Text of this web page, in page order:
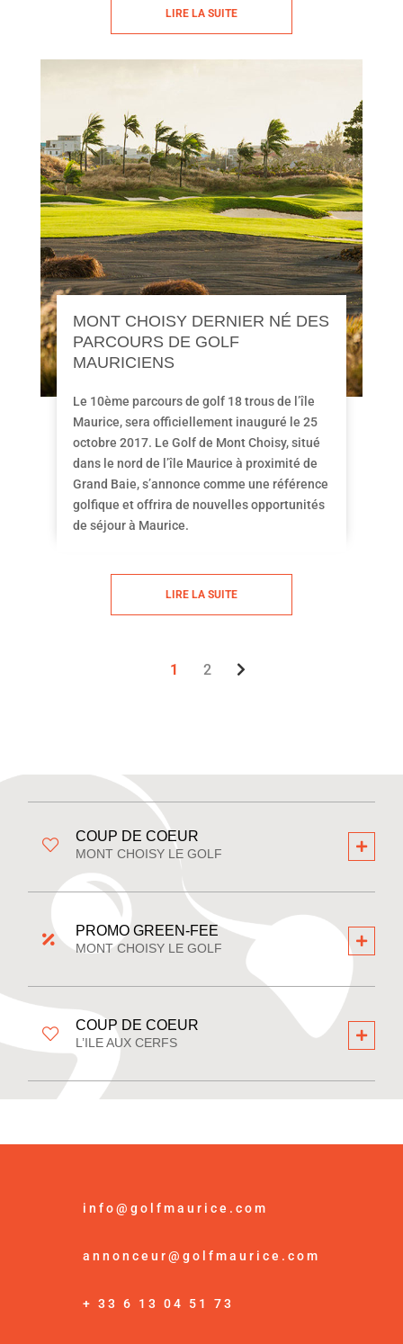
LIRE LA SUITE
MONT CHOISY DERNIER NÉ DES
PARCOURS DE GOLF
MAURICIENS
Le 10ème parcours de golf 18 trous de l’île
Maurice, sera officiellement inauguré le 25
octobre 2017. Le Golf de Mont Choisy, situé
dans le nord de l’île Maurice à proximité de
Grand Baie, s’annonce comme une référence
golfique et offrira de nouvelles opportunités
de séjour à Maurice.
LIRE LA SUITE
1 2
COUP DE COEUR
MONT CHOISY LE GOLF
PROMO GREEN-FEE
MONT CHOISY LE GOLF
COUP DE COEUR
L’ILE AUX CERFS
info@golfmaurice.com
annonceur@golfmaurice.com
+ 33 6 13 04 51 73